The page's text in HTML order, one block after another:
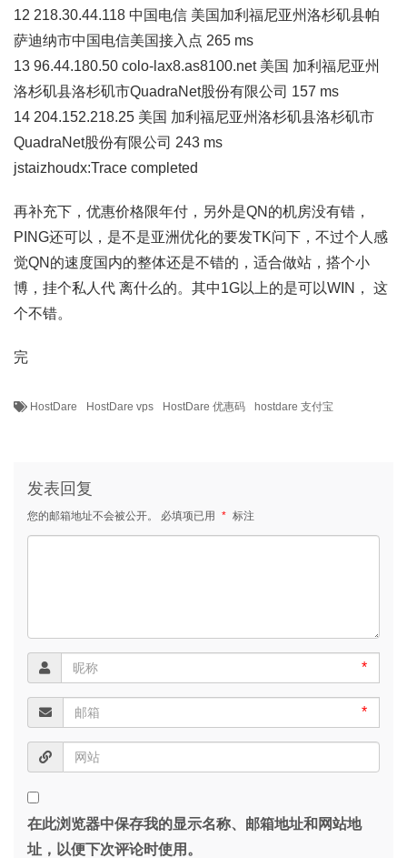
12 218.30.44.118 中国电信 美国加利福尼亚州洛杉矶县帕
萨迪纳市中国电信美国接入点 265 ms
13 96.44.180.50 colo-lax8.as8100.net 美国 加利福尼亚州
洛杉矶县洛杉矶市QuadraNet股份有限公司 157 ms
14 204.152.218.25 美国 加利福尼亚州洛杉矶县洛杉矶市
QuadraNet股份有限公司 243 ms
jstaizhoudx:Trace completed
再补充下，优惠价格限年付，另外是QN的机房没有错，
PING还可以，是不是亚洲优化的要发TK问下，不过个人感
觉QN的速度国内的整体还是不错的，适合做站，搭个小
博，挂个私人代 离什么的。其中1G以上的是可以WIN， 这
个不错。
完
HostDare HostDare vps HostDare 优惠码 hostdare 支付宝
发表回复
您的邮箱地址不会被公开。 必填项已用 * 标注
*
*
在此浏览器中保存我的显示名称、邮箱地址和网站地
址，以便下次评论时使用。